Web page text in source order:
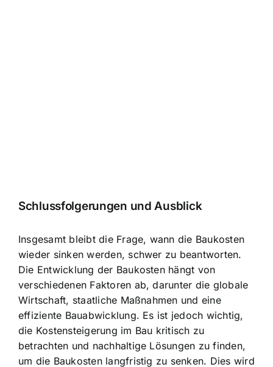
Schlussfolgerungen und Ausblick
Insgesamt bleibt die Frage, wann die Baukosten
wieder sinken werden, schwer zu beantworten.
Die Entwicklung der Baukosten hängt von
verschiedenen Faktoren ab, darunter die globale
Wirtschaft, staatliche Maßnahmen und eine
effiziente Bauabwicklung. Es ist jedoch wichtig,
die Kostensteigerung im Bau kritisch zu
betrachten und nachhaltige Lösungen zu finden,
um die Baukosten langfristig zu senken. Dies wird